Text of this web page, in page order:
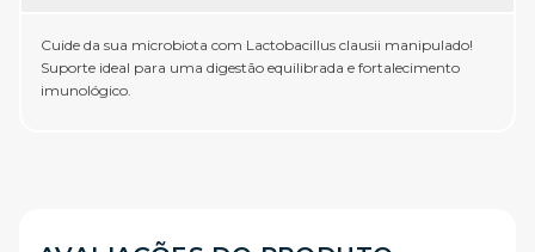
Cuide da sua microbiota com Lactobacillus clausii manipulado!
Suporte ideal para uma digestão equilibrada e fortalecimento
imunológico.